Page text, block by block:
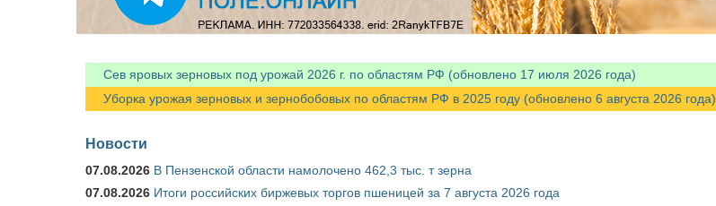
Сев яровых зерновых под урожай 2026 г. по областям РФ (обновлено 17 июля 2026 года)
Уборка урожая зерновых и зернобобовых по областям РФ в 2025 году (обновлено 6 августа 2026 года)
Новости
07.08.2026 В Пензенской области намолочено 462,3 тыс. т зерна
07.08.2026 Итоги российских биржевых торгов пшеницей за 7 августа 2026 года